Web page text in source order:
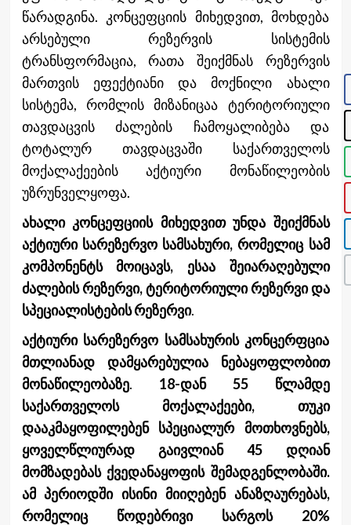
წარადგინა. კონცეფციის მიხედვით, მოხდება
არსებული რეზერვის სისტემის
ტრანსფორმაცია, რათა შეიქმნას რეზერვის
მართვის ეფექტიანი და მოქნილი ახალი
სისტემა, რომლის მიზანიცაა ტერიტორიული
თავდაცვის ძალების ჩამოყალიბება და
ტოტალურ თავდაცვაში საქართველოს
მოქალაქეების აქტიური მონაწილეობის
უზრუნველყოფა.
ახალი კონცეფციის მიხედვით უნდა შეიქმნას
აქტიური სარეზერვო სამსახური, რომელიც სამ
კომპონენტს მოიცავს, ესაა შეიარაღებული
ძალების რეზერვი, ტერიტორიული რეზერვი და
სპეციალისტების რეზერვი.
აქტიური სარეზერვო სამსახურის კონცერფცია
მთლიანად დამყარებულია ნებაყოფლობით
მონაწილეობაზე. 18-დან 55 წლამდე
საქართველოს მოქალაქეები, თუკი
დააკმაყოფილებენ სპეციალურ მოთხოვნებს,
ყოველწლიურად გაივლიან 45 დღიან
მომზადებას ქვედანაყოფის შემადგენლობაში.
ამ პერიოდში ისინი მიიღებენ ანაზღაურებას,
რომელიც წოდებრივი სარგოს 20%